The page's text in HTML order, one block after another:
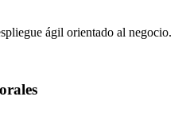
ágil orientado al negocio.